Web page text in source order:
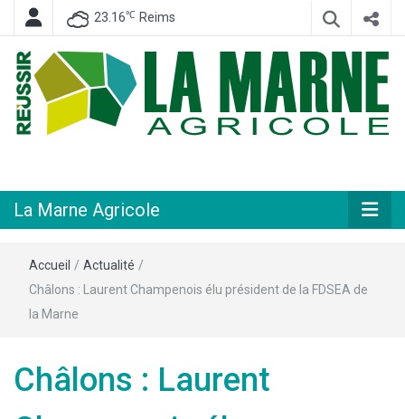
23.16℃ Reims
Agricole
La Marne Agricole
Accueil / Actualité /
Châlons : Laurent Champenois élu président de la FDSEA de
la Marne
Châlons : Laurent